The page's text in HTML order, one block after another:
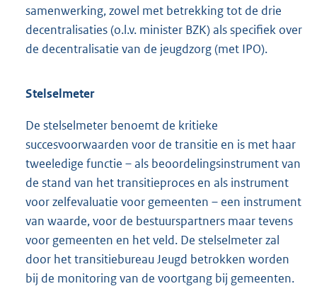
samenwerking, zowel met betrekking tot de drie
decentralisaties (o.l.v. minister BZK) als specifiek over
de decentralisatie van de jeugdzorg (met IPO).
Stelselmeter
De stelselmeter benoemt de kritieke
succesvoorwaarden voor de transitie en is met haar
tweeledige functie – als beoordelingsinstrument van
de stand van het transitieproces en als instrument
voor zelfevaluatie voor gemeenten – een instrument
van waarde, voor de bestuurspartners maar tevens
voor gemeenten en het veld. De stelselmeter zal
door het transitiebureau Jeugd betrokken worden
bij de monitoring van de voortgang bij gemeenten.